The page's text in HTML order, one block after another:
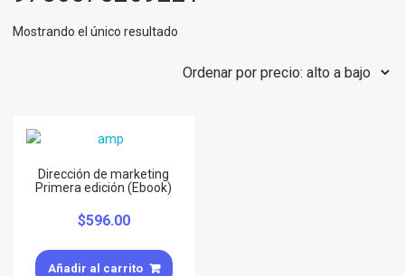
Mostrando el único resultado
Dirección de marketing
Primera edición (Ebook)
$596.00
Añadir al carrito